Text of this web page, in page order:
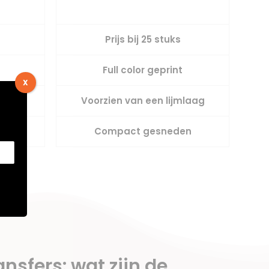
Prijs bij 25 stuks
Full color geprint
Voorzien van een lijmlaag
Compact gesneden
X